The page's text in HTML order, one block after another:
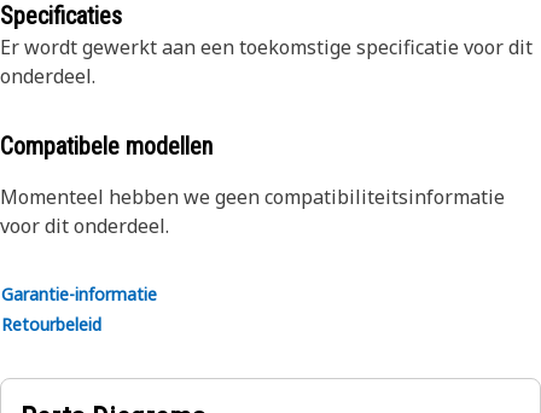
Specificaties
Er wordt gewerkt aan een toekomstige specificatie voor dit
onderdeel.
Compatibele modellen
Momenteel hebben we geen compatibiliteitsinformatie
voor dit onderdeel.
Garantie-informatie
Retourbeleid